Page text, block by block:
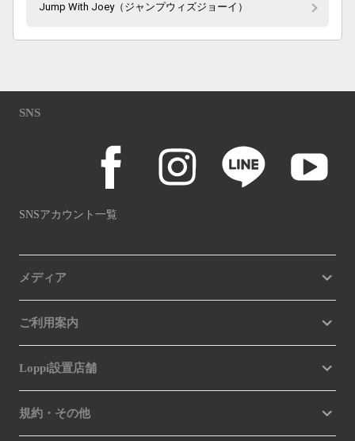
Jump With Joey（ジャンプウィズジョーイ）
SNS
SNSアカウント一覧
メディア
ご利用案内
Loppi設置店舗
規約・その他